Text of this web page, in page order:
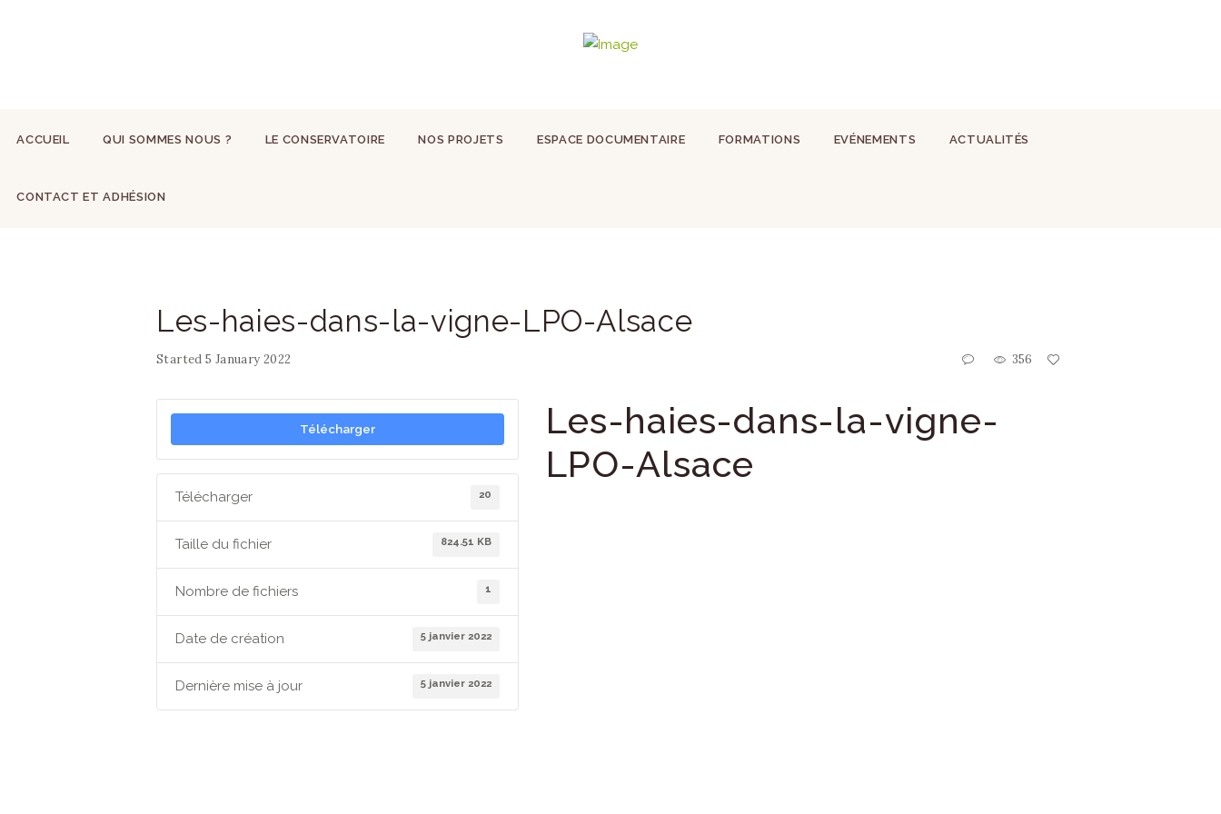
ACCUEIL QUI SOMMES NOUS ? LE CONSERVATOIRE NOS PROJETS ESPACE DOCUMENTAIRE FORMATIONS EVÉNEMENTS ACTUALITÉS
CONTACT ET ADHÉSION
Les-haies-dans-la-vigne-LPO-Alsace
Started5 January 2022 356
Télécharger
Télécharger 20
Taille du fichier 824.51 KB
Nombre de fichiers 1
Date de création 5 janvier 2022
Dernière mise à jour 5 janvier 2022
Les-haies-dans-la-vigne-
LPO-Alsace